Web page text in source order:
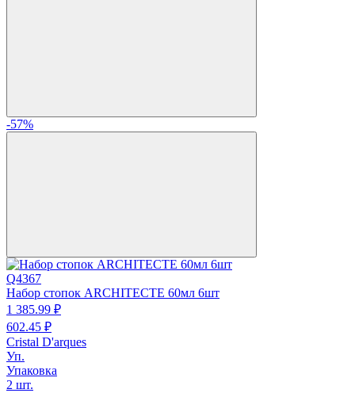
-57%
Q4367
Набор стопок ARCHITECTE 60мл 6шт
1 385.99 ₽
602.45 ₽
Cristal D'arques
Уп.
Упаковка
2 шт.